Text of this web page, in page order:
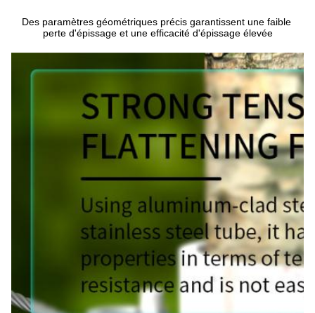
Des paramètres géométriques précis garantissent une faible
perte d'épissage et une efficacité d'épissage élevée